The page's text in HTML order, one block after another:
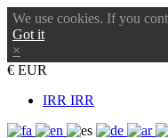
We use cookies. If you
Got it
×
€ EUR
IRR IRR